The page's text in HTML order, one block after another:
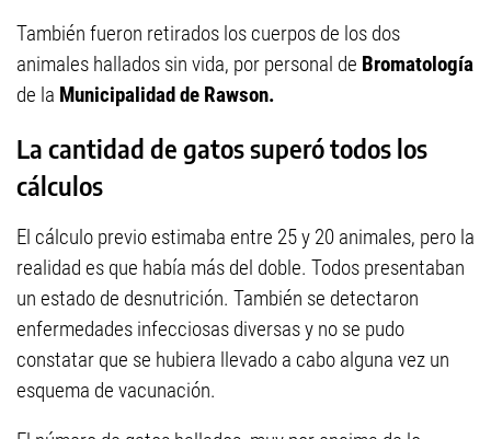
También fueron retirados los cuerpos de los dos
animales hallados sin vida, por personal de Bromatología
de la Municipalidad de Rawson.
La cantidad de gatos superó todos los
cálculos
El cálculo previo estimaba entre 25 y 20 animales, pero la
realidad es que había más del doble. Todos presentaban
un estado de desnutrición. También se detectaron
enfermedades infecciosas diversas y no se pudo
constatar que se hubiera llevado a cabo alguna vez un
esquema de vacunación.